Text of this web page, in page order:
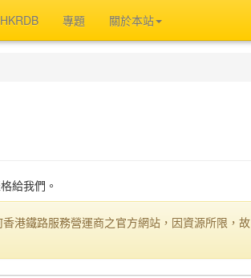
HKRDB 專題 關於本站
給我們。
港鐵路服務營運商之官方網站，因資源所限，故